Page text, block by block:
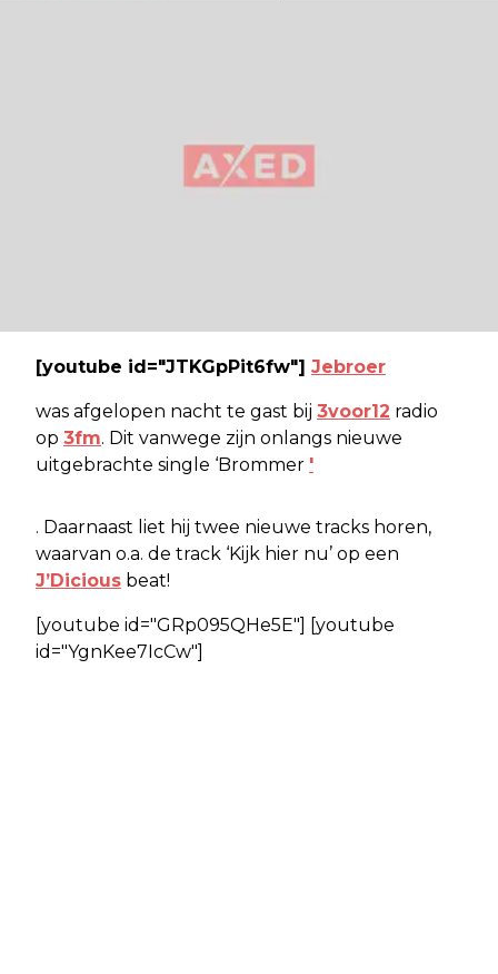
[youtube id="JTKGpPit6fw"] Jebroer
was afgelopen nacht te gast bij 3voor12 radio
op 3fm. Dit vanwege zijn onlangs nieuwe
uitgebrachte single ‘Brommer '
. Daarnaast liet hij twee nieuwe tracks horen,
waarvan o.a. de track ‘Kijk hier nu’ op een
J’Dicious beat!
[youtube id="GRp095QHe5E"] [youtube
id="YgnKee7IcCw"]